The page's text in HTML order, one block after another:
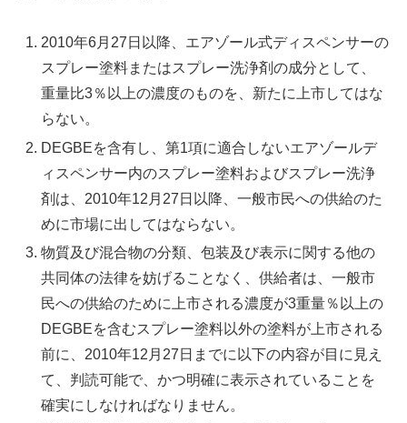
2010年6月27日以降、エアゾール式ディスペンサーの
スプレー塗料またはスプレー洗浄剤の成分として、
重量比3％以上の濃度のものを、新たに上市してはな
らない。
DEGBEを含有し、第1項に適合しないエアゾールデ
ィスペンサー内のスプレー塗料およびスプレー洗浄
剤は、2010年12月27日以降、一般市民への供給のた
めに市場に出してはならない。
物質及び混合物の分類、包装及び表示に関する他の
共同体の法律を妨げることなく、供給者は、一般市
民への供給のために上市される濃度が3重量％以上の
DEGBEを含むスプレー塗料以外の塗料が上市される
前に、2010年12月27日までに以下の内容が目に見え
て、判読可能で、かつ明確に表示されていることを
確実にしなければなりません。